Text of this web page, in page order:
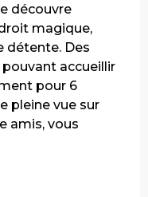
découvre
magique,
détente. Des
accueillir
pour 6
pleine vue sur
amis, vous